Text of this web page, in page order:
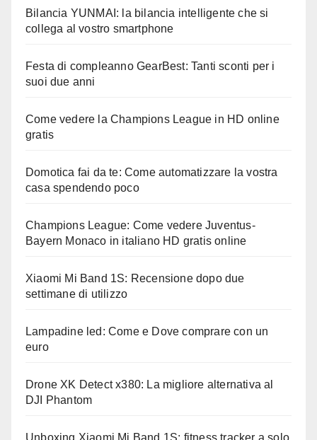
Bilancia YUNMAI: la bilancia intelligente che si
collega al vostro smartphone
Festa di compleanno GearBest: Tanti sconti per i
suoi due anni
Come vedere la Champions League in HD online
gratis
Domotica fai da te: Come automatizzare la vostra
casa spendendo poco
Champions League: Come vedere Juventus-
Bayern Monaco in italiano HD gratis online
Xiaomi Mi Band 1S: Recensione dopo due
settimane di utilizzo
Lampadine led: Come e Dove comprare con un
euro
Drone XK Detect x380: La migliore alternativa al
DJI Phantom
Unboxing Xiaomi Mi Band 1S: fitness tracker a solo